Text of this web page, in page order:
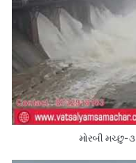
મોરબી મચ્છુ-